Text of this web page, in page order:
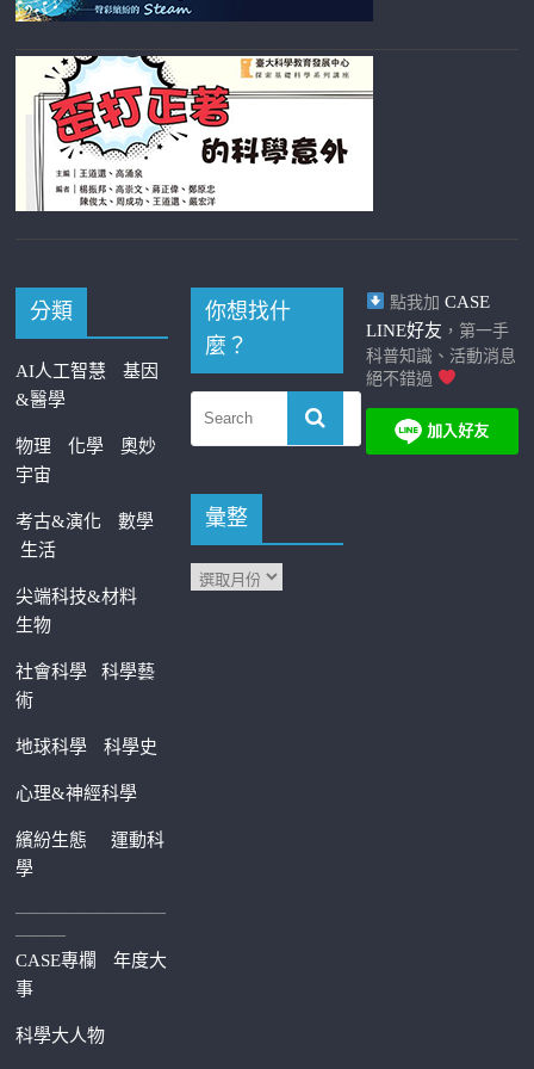
分類
AI人工智慧
基因
&醫學
物理 化學
奧妙
宇宙
考古&演化
數學
生活
尖端科技&材料
生物
社會科學科學藝
術
地球科學 科學史
心理&神經科學
繽紛生態運動科
學
—————————
———
CASE專欄
年度大
事
科學大人物
你想找什
麼？
彙整
點我加 CASE
LINE好友 ，第一手
科普知識、活動消息
絕不錯過